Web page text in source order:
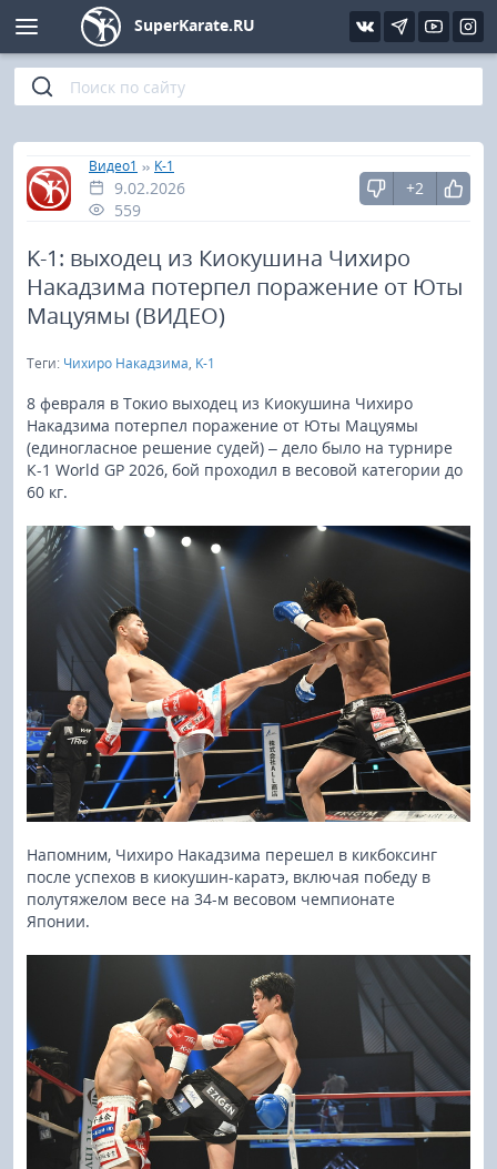
SuperKarate.RU
Главная
»
Видео1 » K-1
9.02.2026
559
+2
K-1: выходец из Киокушина Чихиро
Накадзима потерпел поражение от Юты
Мацуямы (ВИДЕО)
Теги: Чихиро Накадзима, K-1
8 февраля в Токио выходец из Киокушина Чихиро
Накадзима потерпел поражение от Юты Мацуямы
(единогласное решение судей) – дело было на турнире
К-1 World GP 2026, бой проходил в весовой категории до
60 кг.
Напомним, Чихиро Накадзима перешел в кикбоксинг
после успехов в киокушин-каратэ, включая победу в
полутяжелом весе на 34-м весовом чемпионате
Японии.
Киокушинкай
Кёкусин (IFK)
Шинкиокушинкай
Кекусин-кан
Кикбоксинг и K-1
Бокс
UFC и MMA
Муай тай
Фото
Видео
Интервью
Статьи
Уроки каратэ
Файлы
Библиотека